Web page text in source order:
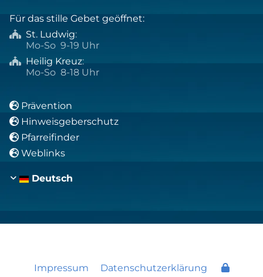
Für das stille Gebet geöffnet:
 St. Ludwig:
Mo-So 9-19 Uhr
 Heilig Kreuz:
Mo-So 8-18 Uhr
 Prävention
 Hinweisgeberschutz
 Pfarreifinder
 Weblinks
Deutsch
Impressum Datenschutzerklärung